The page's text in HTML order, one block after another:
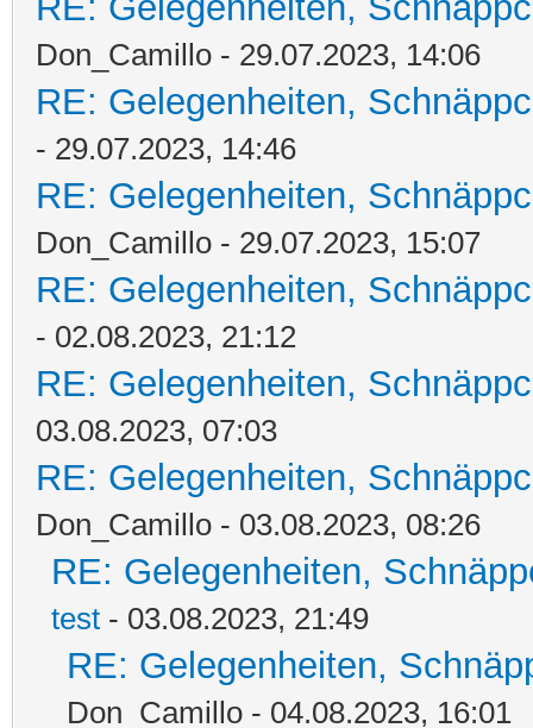
Don_Camillo - 29.07.2023, 14:06
RE: Gelegenheiten,
- 29.07.2023, 14:46
RE: Gelegenheiten,
Don_Camillo - 29.07.2023, 15:07
RE: Gelegenheiten,
- 02.08.2023, 21:12
RE: Gelegenheiten,
03.08.2023, 07:03
RE: Gelegenheiten,
Don_Camillo - 03.08.2023, 08:26
RE: Gelegenheiten,
test - 03.08.2023, 21:49
RE: Gelegenheiten,
Don_Camillo - 04.08.2023, 16:01